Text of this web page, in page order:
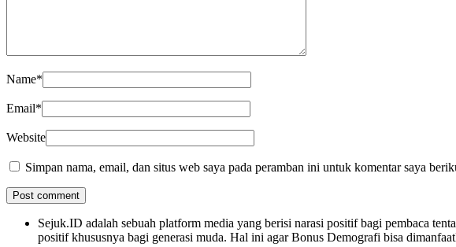
Name*
Email*
Website
Simpan nama, email, dan situs web saya pada peramban ini untuk komentar saya
Sejuk.ID adalah sebuah platform media yang berisi narasi positif bagi pembaca
positif khususnya bagi generasi muda. Hal ini agar Bonus Demografi bisa